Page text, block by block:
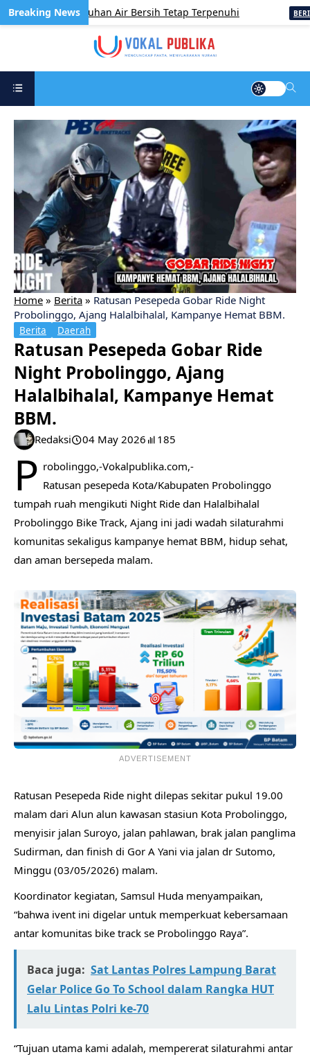
Kebutuhan Air Bersih Tetap Terpenuhi
Home » Berita » Ratusan Pesepeda Gobar Ride Night
Probolinggo, Ajang Halalbihalal, Kampanye Hemat BBM.
Berita Daerah
Ratusan Pesepeda Gobar Ride
Night Probolinggo, Ajang
Halalbihalal, Kampanye Hemat
BBM.
Redaksi 04 May 2026 185
P robolinggo,-Vokalpublika.com,-
Ratusan pesepeda Kota/Kabupaten Probolinggo
tumpah ruah mengikuti Night Ride dan Halalbihalal
Probolinggo Bike Track, Ajang ini jadi wadah silaturahmi
komunitas sekaligus kampanye hemat BBM, hidup sehat,
dan aman bersepeda malam.
ADVERTISEMENT
Ratusan Pesepeda Ride night dilepas sekitar pukul 19.00
malam dari Alun alun kawasan stasiun Kota Probolinggo,
menyisir jalan Suroyo, jalan pahlawan, brak jalan panglima
Sudirman, dan finish di Gor A Yani via jalan dr Sutomo,
Minggu (03/05/2026) malam.
Koordinator kegiatan, Samsul Huda menyampaikan,
“bahwa ivent ini digelar untuk memperkuat kebersamaan
antar komunitas bike track se Probolinggo Raya”.
Baca juga: Sat Lantas Polres Lampung Barat
Gelar Police Go To School dalam Rangka HUT
Lalu Lintas Polri ke-70
“Tujuan utama kami adalah, mempererat silaturahmi antar